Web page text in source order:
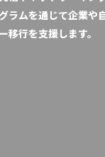
ラムを通じて企業や
移行を支援します。